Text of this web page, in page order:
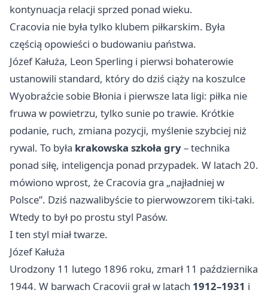
kontynuacja relacji sprzed ponad wieku.
Cracovia nie była tylko klubem piłkarskim. Była
częścią opowieści o budowaniu państwa.
Józef Kałuża, Leon Sperling i pierwsi bohaterowie
ustanowili standard, który do dziś ciąży na koszulce
Wyobraźcie sobie Błonia i pierwsze lata ligi: piłka nie
fruwa w powietrzu, tylko sunie po trawie. Krótkie
podanie, ruch, zmiana pozycji, myślenie szybciej niż
rywal. To była krakowska szkoła gry– technika
ponad siłę, inteligencja ponad przypadek. W latach 20.
mówiono wprost, że Cracovia gra „najładniej w
Polsce”. Dziś nazwalibyście to pierwowzorem tiki-taki.
Wtedy to był po prostu styl Pasów.
I ten styl miał twarze.
Józef Kałuża
Urodzony 11 lutego 1896 roku, zmarł 11 października
1944. W barwach Cracovii grał w latach 1912–1931 i